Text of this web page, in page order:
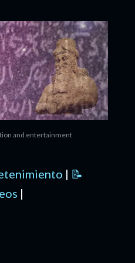
and entertainment
| 📝
|